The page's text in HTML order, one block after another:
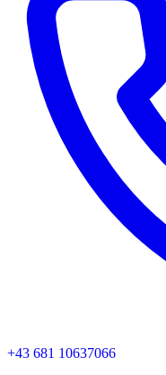
+43 681 10637066